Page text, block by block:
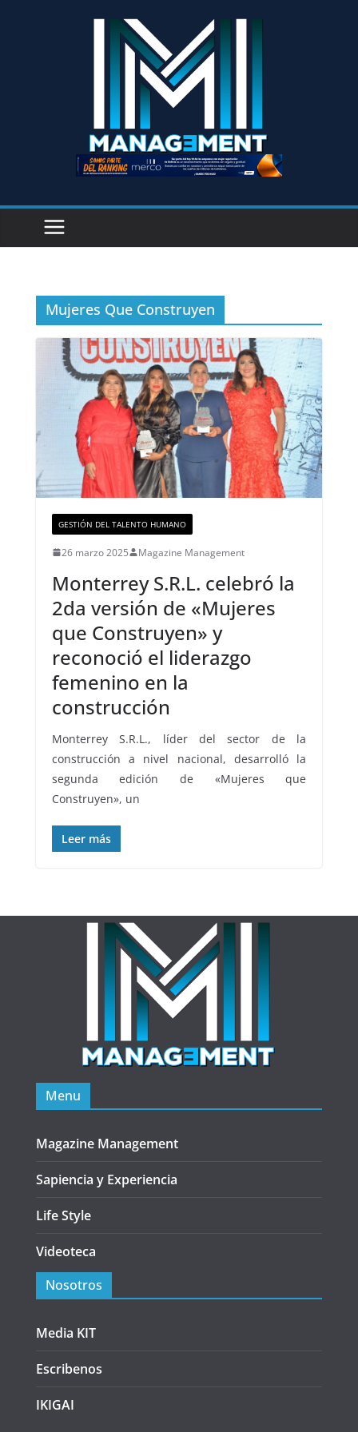
Mujeres Que Construyen
GESTIÓN DEL TALENTO HUMANO
26 marzo 2025 Magazine Management
Monterrey S.R.L. celebró la
2da versión de «Mujeres
que Construyen» y
reconoció el liderazgo
femenino en la
construcción
Monterrey S.R.L., líder del sector de la
construcción a nivel nacional, desarrolló la
segunda edición de «Mujeres que
Construyen», un
Leer más
Menu
Magazine Management
Sapiencia y Experiencia
Life Style
Videoteca
Nosotros
Media KIT
Escribenos
IKIGAI